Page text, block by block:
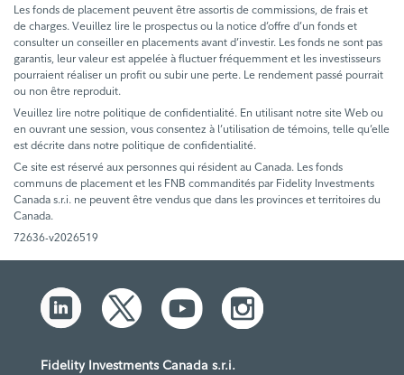
Les fonds de placement peuvent être assortis de commissions, de frais et
de charges. Veuillez lire le prospectus ou la notice d’offre d’un fonds et
consulter un conseiller en placements avant d’investir. Les fonds ne sont pas
garantis, leur valeur est appelée à fluctuer fréquemment et les investisseurs
pourraient réaliser un profit ou subir une perte. Le rendement passé pourrait
ou non être reproduit.
Veuillez lire notre politique de confidentialité. En utilisant notre site Web ou
en ouvrant une session, vous consentez à l’utilisation de témoins, telle qu’elle
est décrite dans notre politique de confidentialité.
Ce site est réservé aux personnes qui résident au Canada. Les fonds
communs de placement et les FNB commandités par Fidelity Investments
Canada s.r.i. ne peuvent être vendus que dans les provinces et territoires du
Canada.
72636-v2026519
Fidelity Investments Canada s.r.i.